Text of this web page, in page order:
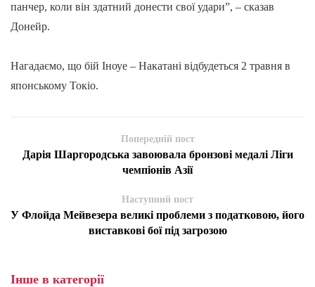
панчер, коли він здатний донести свої удари”, – сказав
Донейр.
Нагадаємо, що бій Іноуе – Накатані відбудеться 2 травня в
японському Токіо.
Попередній пост
Дарія Шаргородська завоювала бронзові медалі Ліги
чемпіонів Азії
Наступний пост
У Флойда Мейвезера великі проблеми з податковою, його
виставкові бої під загрозою
Інше в категорії